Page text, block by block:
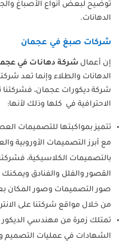
توضيح لبعض أنواع الأصباغ
الدهانات.
شركات صبغ في عجمان
إن أعمال شركة دهانات في
الدهانات والطلاء وإنما تعد
شركة ديكورات عجمان، فشركتنا
الاحترافية في كلها وذلك لأنها:
تتميز بمواكبتها للتصميمات
مع أبرز التصميمات الأوروبية
بالتصميمات الكلاسيكية،
القصور والفلل والفنادق
صور التصميمات وصور المكان
من خلال مواقع شركتنا على
تمتلك زمرة من مهندسي الديكور
الشهادات في عمليات التصميم